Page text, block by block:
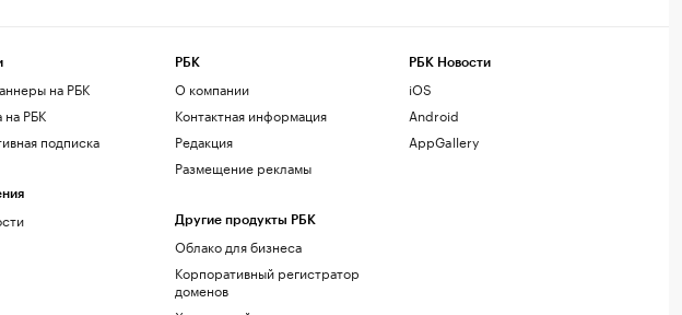
на РБК
на РБК
подписка
РБК
О компании
Контактная информация
Редакция
Размещение рекламы
Другие продукты РБК
Облако для бизнеса
Корпоративный регистратор
доменов
РБК Новости
iOS
Android
AppGallery